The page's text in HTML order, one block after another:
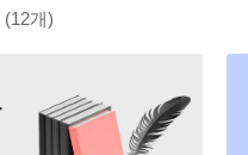
(12개)